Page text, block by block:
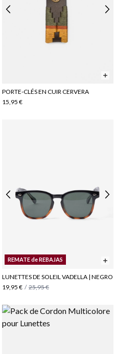
PORTE-CLÉS EN CUIR CERVERA
15,95 €
REMATE de REBAJAS
LUNETTES DE SOLEIL VADELLA | NEGRO
19,95 € / 25,95 €